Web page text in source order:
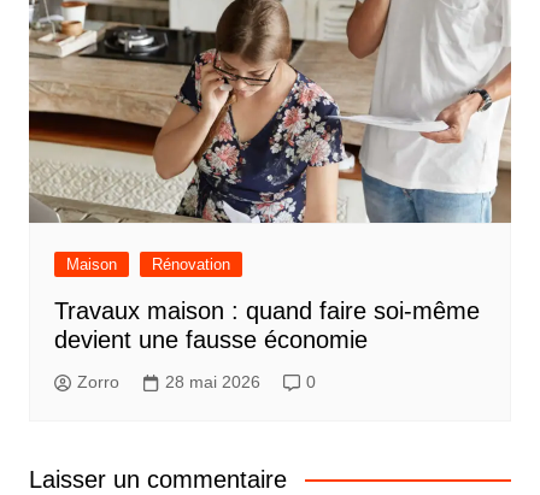
Maison Rénovation
Travaux maison : quand faire soi-même
devient une fausse économie
Zorro 28 mai 2026 0
Laisser un commentaire